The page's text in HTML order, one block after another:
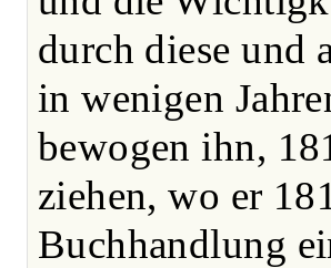
durch diese und
in wenigen
bewogen ihn,
ziehen, wo er
Buchhandlung